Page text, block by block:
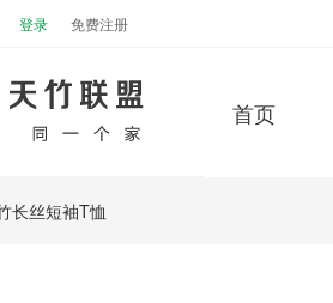
登录 免费注册
首页
长丝短袖T恤